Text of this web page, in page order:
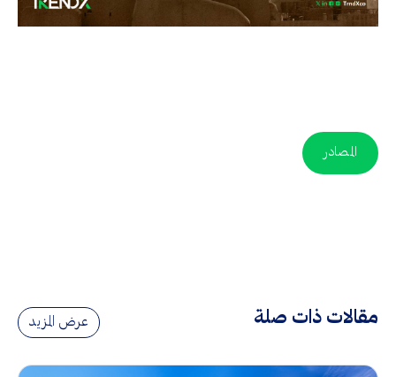
المصادر
مقالات ذات صلة عرض المزيد